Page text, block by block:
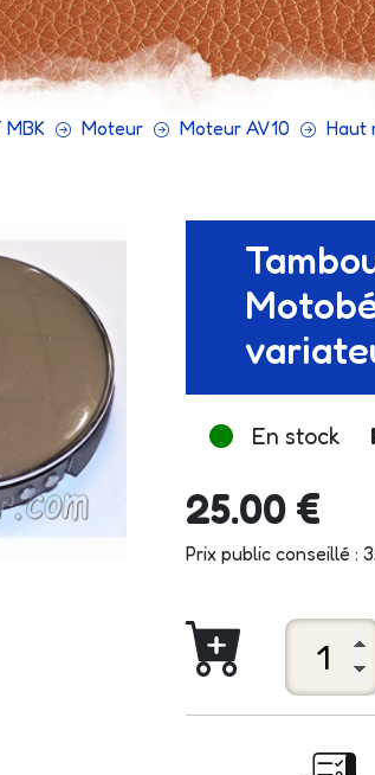
MBK Moteur Moteur AV10 Haut
En stock
25.00 €
Prix public conseillé :